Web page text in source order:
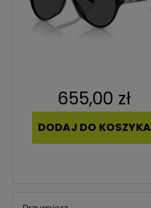
655,00 zł
DODAJ DO KOSZYKA